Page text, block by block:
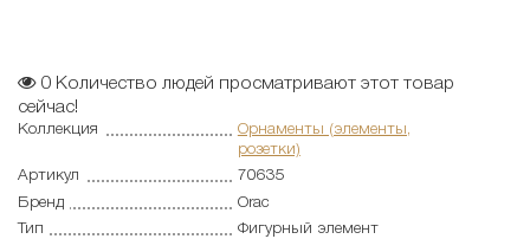
0 Количество людей просматривают этот товар
сейчас!
Коллекция
Орнаменты (элементы,
розетки)
Артикул
70635
Бренд
Orac
Тип
Фигурный элемент